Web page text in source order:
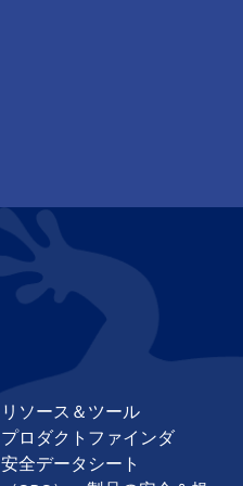
リソース＆ツール
プロダクトファインダ
安全データシート